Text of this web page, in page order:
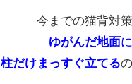
今までの猫背対
ゆがんだ地面に
柱だけまっすぐ立てる